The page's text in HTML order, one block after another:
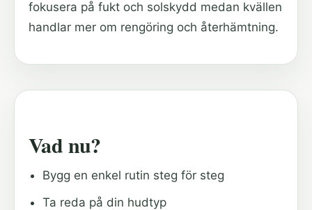
fokusera på fukt och solskydd medan kvällen
handlar mer om rengöring och återhämtning.
Vad nu?
Bygg en enkel rutin steg för steg
Ta reda på din hudtyp